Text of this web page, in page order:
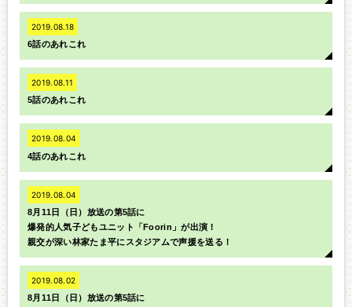
2019.08.18
6話のあれこれ
2019.08.11
5話のあれこれ
2019.08.04
4話のあれこれ
2019.08.04
8月11日（日）放送の第5話に
爆発的人気子どもユニット「Foorin」が出演！
親交が深い林家たま平にスタジアムで声援を送る！
2019.08.02
8月11日（日）放送の第5話に